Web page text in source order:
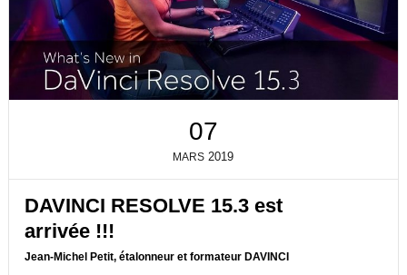
07
MARS 2019
DAVINCI RESOLVE 15.3 est
arrivée !!!
Jean-Michel Petit, étalonneur et formateur DAVINCI